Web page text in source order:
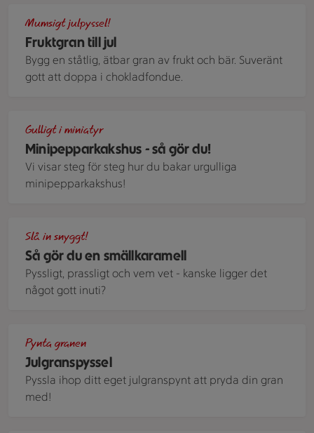
Fruktgran till jul
Mumsigt julpyssel!
Bygg en ståtlig, ätbar gran av frukt och bär. Suveränt
gott att doppa i chokladfondue.
Minipepparkakshus - så gör du!
Gulligt i miniatyr
Vi visar steg för steg hur du bakar urgulliga
minipepparkakshus!
Så gör du en smällkaramell
Slå in snyggt!
Pyssligt, prassligt och vem vet - kanske ligger det
något gott inuti?
Julgranspyssel
Pynta granen
Pyssla ihop ditt eget julgranspynt att pryda din gran
med!